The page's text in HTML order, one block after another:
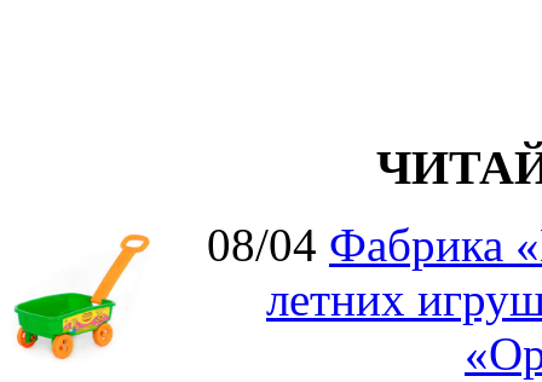
08/04 Фабрика
летних